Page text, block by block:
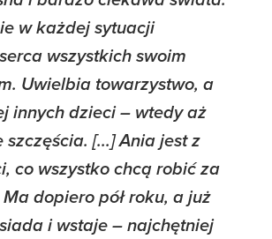
w każdej sytuacji
wszystkich swoim
Uwielbia towarzystwo, a
innych dzieci – wtedy aż
szczęścia. [...] Ania jest z
co wszystko chcą robić za
dopiero pół roku, a już
i wstaje – najchętniej